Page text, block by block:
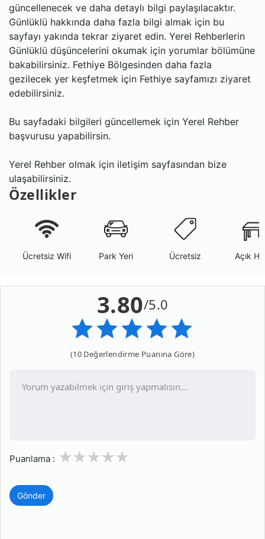
güncellenecek ve daha detaylı bilgi paylaşılacaktır.
Günlüklü hakkında daha fazla bilgi almak için bu
sayfayı yakında tekrar ziyaret edin. Yerel Rehberlerin
Günlüklü düşüncelerini okumak için yorumlar bölümüne
bakabilirsiniz. Fethiye Bölgesinden daha fazla
gezilecek yer keşfetmek için Fethiye sayfamızı ziyaret
edebilirsiniz.
Bu sayfadaki bilgileri güncellemek için Yerel Rehber
başvurusu yapabilirsin.
Yerel Rehber olmak için iletişim sayfasından bize
ulaşabilirsiniz.
Özellikler
Ücretsiz Wifi Park Yeri Ücretsiz Açık
3.80/5.0
(10 Değerlendirme Puanına Göre)
Puanlama : 3
2
1
Gönder